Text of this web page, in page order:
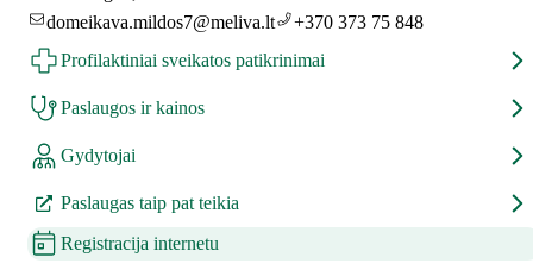
domeikava.mildos7@meliva.lt
+370 373 75 848
Profilaktiniai sveikatos patikrinimai
Paslaugos ir kainos
Gydytojai
Paslaugas taip pat teikia
Registracija internetu